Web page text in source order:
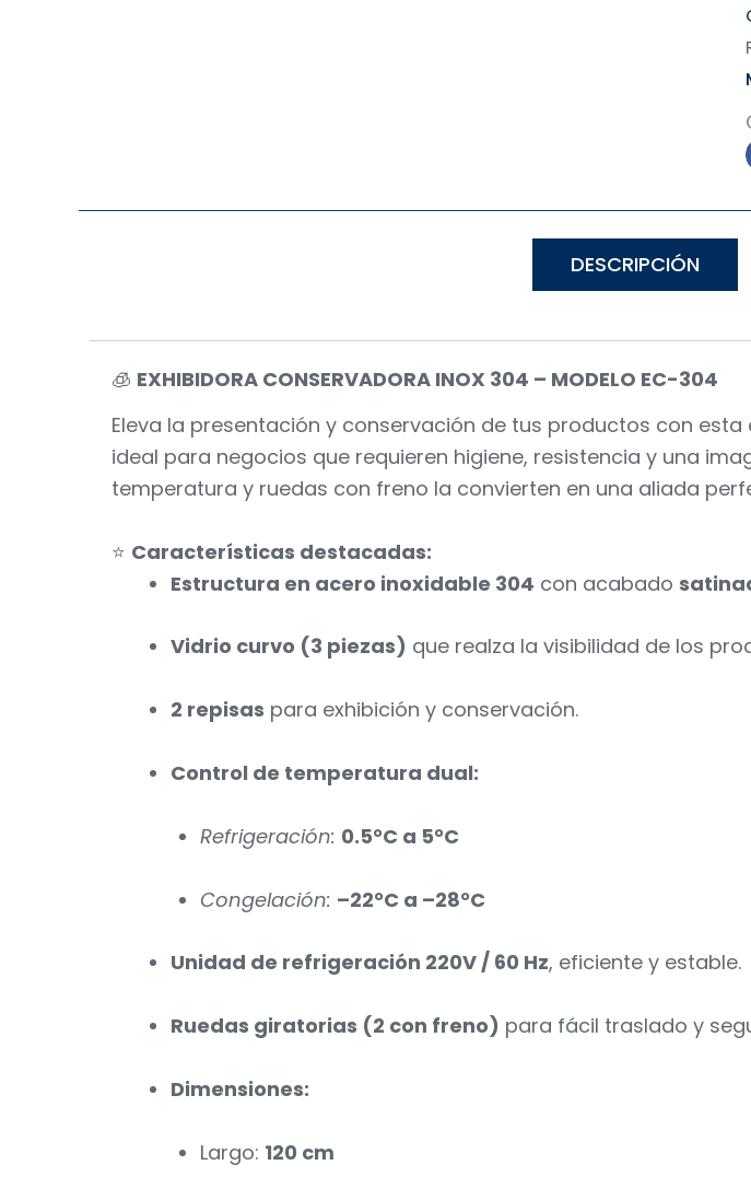
DESCRIPCIÓN
🧊 EXHIBIDORA CONSERVADORA INOX 304 – MODELO EC-304
Eleva la presentación y conservación de tus productos con
ideal para negocios que requieren higiene, resistencia y una
temperatura y ruedas con freno la convierten en una aliada
⭐ Características destacadas:
Estructura en acero inoxidable 304 con acabado
Vidrio curvo (3 piezas) que realza la visibilidad de los
2 repisas para exhibición y conservación.
Control de temperatura dual:
Refrigeración: 0.5°C a 5°C
Congelación: –22°C a –28°C
Unidad de refrigeración 220V / 60 Hz, eficiente y estable.
Ruedas giratorias (2 con freno) para fácil traslado y
Dimensiones:
Largo: 120 cm